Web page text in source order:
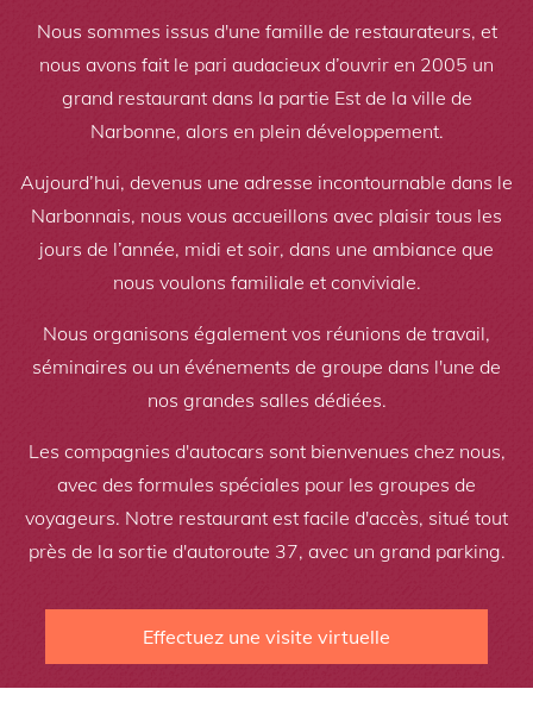
Nous sommes issus d'une famille de restaurateurs, et
nous avons fait le pari audacieux d’ouvrir en 2005 un
grand restaurant dans la partie Est de la ville de
Narbonne, alors en plein développement.
Aujourd’hui, devenus une adresse incontournable dans le
Narbonnais, nous vous accueillons avec plaisir tous les
jours de l’année, midi et soir, dans une ambiance que
nous voulons familiale et conviviale.
Nous organisons également vos réunions de travail,
séminaires ou un événements de groupe dans l'une de
nos grandes salles dédiées.
Les compagnies d'autocars sont bienvenues chez nous,
avec des formules spéciales pour les groupes de
voyageurs. Notre restaurant est facile d'accès, situé tout
près de la sortie d'autoroute 37, avec un grand parking.
Effectuez une visite virtuelle